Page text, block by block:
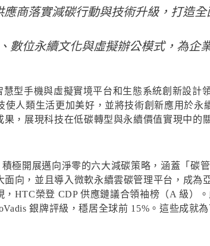
應商落實減碳行動與技術升級，打造
數位永續文化與虛擬辦公模式，為企
慧型手機與虛擬實境平台和生態系統創新設計
使人類生活更加美好，並將技術創新應用於
，展現科技在低碳轉型與永續價值實現中的
極開展邁向淨零的六大減碳策略，涵蓋「碳
向，並且導入微軟永續雲碳管理平台，成為
HTC榮登 CDP 供應鏈議合領袖榜（A 級）
銀牌評級，穩居全球前 15%。這些成就